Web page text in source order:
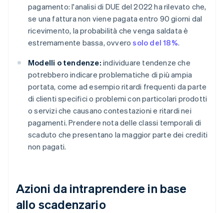
pagamento: l'analisi di DUE del 2022 ha rilevato che,
se una fattura non viene pagata entro 90 giorni dal
ricevimento, la probabilità che venga saldata è
estremamente bassa, ovverosolo del 18%.
Modelli o tendenze: individuare tendenze che
potrebbero indicare problematiche di più ampia
portata, come ad esempio ritardi frequenti da parte
di clienti specifici o problemi con particolari prodotti
o servizi che causano contestazioni e ritardi nei
pagamenti. Prendere nota delle classi temporali di
scaduto che presentano la maggior parte dei crediti
non pagati.
Azioni da intraprendere in base
allo scadenzario